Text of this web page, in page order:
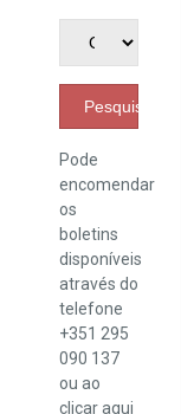
Pesquisar
Pode
encomendar
os
boletins
disponíveis
através do
telefone
+351 295
090 137
ou ao
clicaraqui